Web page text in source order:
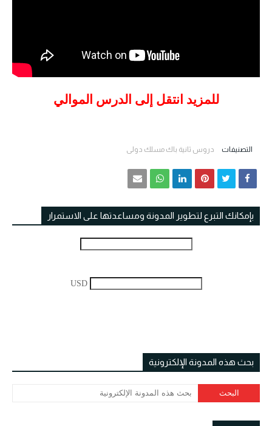
للمزيد انتقل إلى الدرس الموالي
التصنيفات دروس ثانية باك مسلك دولي
بإمكانك التبرع لتطوير المدونة ومساعدتها على الاستمرار
USD
بحث هذه المدونة الإلكترونية